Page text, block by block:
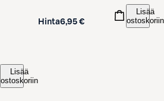
Lisää
ostoskoriin
Hinta6,95 €
Lisää
ostoskoriin